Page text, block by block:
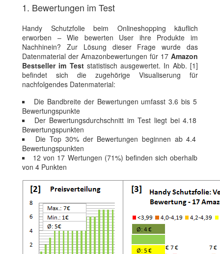
1. Bewertungen im Test
Handy Schutzfolie beim Onlineshopping käuflich
erworben – Wie bewerten User ihre Produkte im
Nachhinein? Zur Lösung dieser Frage wurde das
Datenmaterial der Amazonbewertungen für 17 Amazon
Bestseller im Teststatistisch ausgewertet. In Abb. [1]
befindet sich die zugehörige Visualiserung für
nachfolgendes Datenmaterial:
Die Bandbreite der Bewertungen umfasst 3.6 bis 5
Bewertungspunkte
Der Bewertungsdurchschnitt im Test liegt bei 4.18
Bewertungspunkten
Die Top 30% der Bewertungen beginnen ab 4.4
Bewertungspunkten
12 von 17 Wertungen (71%) befinden sich oberhalb
von 4 Punkten